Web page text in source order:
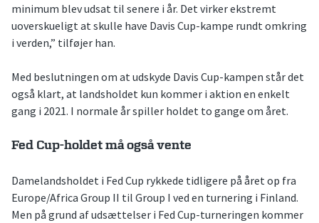
minimum blev udsat til senere i år. Det virker ekstremt
uoverskueligt at skulle have Davis Cup-kampe rundt omkring
i verden,” tilføjer han.
Med beslutningen om at udskyde Davis Cup-kampen står det
også klart, at landsholdet kun kommer i aktion en enkelt
gang i 2021. I normale år spiller holdet to gange om året.
Fed Cup-holdet må også vente
Damelandsholdet i Fed Cup rykkede tidligere på året op fra
Europe/Africa Group II til Group I ved en turnering i Finland.
Men på grund af udsættelser i Fed Cup-turneringen kommer